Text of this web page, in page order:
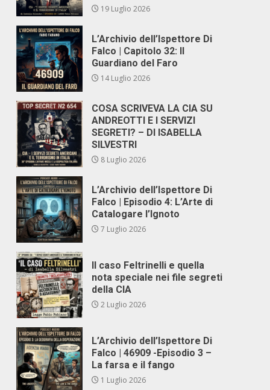
19 Luglio 2026
L’Archivio dell’Ispettore Di
Falco | Capitolo 32: Il
Guardiano del Faro
14 Luglio 2026
COSA SCRIVEVA LA CIA SU
ANDREOTTI E I SERVIZI
SEGRETI? – DI ISABELLA
SILVESTRI
8 Luglio 2026
L’Archivio dell’Ispettore Di
Falco | Episodio 4: L’Arte di
Catalogare l’Ignoto
7 Luglio 2026
Il caso Feltrinelli e quella
nota speciale nei file segreti
della CIA
2 Luglio 2026
L’Archivio dell’Ispettore Di
Falco | 46909 -Episodio 3 –
La farsa e il fango
1 Luglio 2026